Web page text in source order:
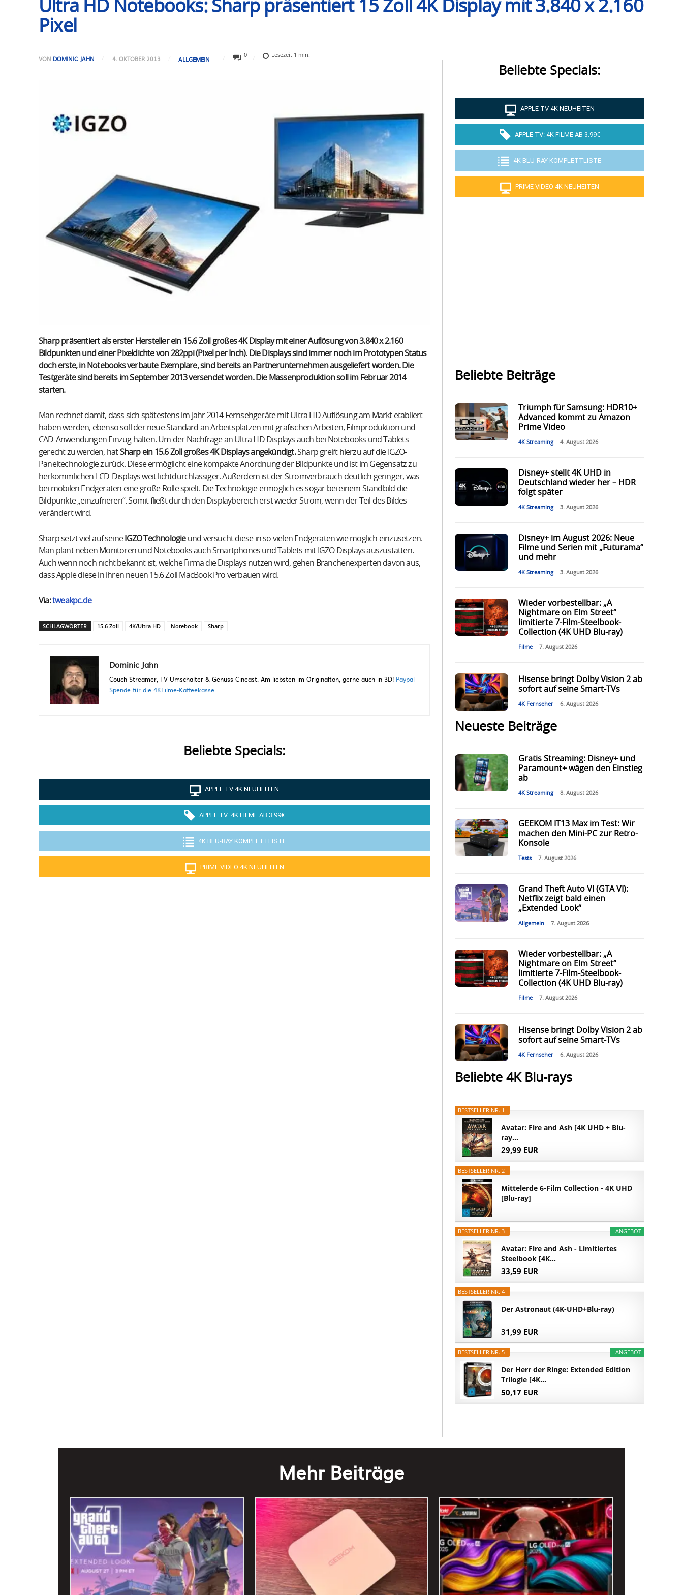
Ultra HD Notebooks: Sharp präsentiert 15 Zoll 4K Display mit 3.840 x 2.160
Pixel
VON DOMINIC JAHN 4. OKTOBER 2013 ALLGEMEIN
0 Lesezeit 1 min.
Sharp präsentiert als erster Hersteller ein 15.6 Zoll großes 4K Display mit einer Auflösung von 3.840 x 2.160
Bildpunkten und einer Pixeldichte von 282ppi (Pixel per Inch). Die Displays sind immer noch im Prototypen Status
doch erste, in Notebooks verbaute Exemplare, sind bereits an Partnerunternehmen ausgeliefert worden. Die
Testgeräte sind bereits im September 2013 versendet worden. Die Massenproduktion soll im Februar 2014
starten.
Man rechnet damit, dass sich spätestens im Jahr 2014 Fernsehgeräte mit Ultra HD Auflösung am Markt etabliert
haben werden, ebenso soll der neue Standard an Arbeitsplätzen mit grafischen Arbeiten, Filmproduktion und
CAD-Anwendungen Einzug halten. Um der Nachfrage an Ultra HD Displays auch bei Notebooks und Tablets
gerecht zu werden, hatSharp ein 15.6 Zoll großes 4K Displays angekündigt.Sharp greift hierzu auf die IGZO-
Paneltechnologie zurück. Diese ermöglicht eine kompakte Anordnung der Bildpunkte und ist im Gegensatz zu
herkömmlichen LCD-Displays weit lichtdurchlässiger. Außerdem ist der Stromverbrauch deutlich geringer, was
bei mobilen Endgeräten eine große Rolle spielt. Die Technologie ermöglich es sogar bei einem Standbild die
Bildpunkte „einzufrieren“. Somit fließt durch den Displaybereich erst wieder Strom, wenn der Teil des Bildes
verändert wird.
Sharp setzt viel auf seineIGZO Technologieund versucht diese in so vielen Endgeräten wie möglich einzusetzen.
Man plant neben Monitoren und Notebooks auch Smartphones und Tablets mit IGZO Displays auszustatten.
Auch wenn noch nicht bekannt ist, welche Firma die Displays nutzen wird, gehen Branchenexperten davon aus,
dass Apple diese in ihren neuen 15.6 Zoll MacBook Pro verbauen wird.
Via:tweakpc.de
SCHLAGWÖRTER 15.6 Zoll 4K/Ultra HD Notebook Sharp
Dominic Jahn
Couch-Streamer, TV-Umschalter & Genuss-Cineast. Am liebsten im Originalton, gerne auch in 3D! Paypal-
Spende für die 4KFilme-Kaffeekasse
Beliebte Specials:
APPLE TV 4K NEUHEITEN
APPLE TV: 4K FILME AB 3.99€
4K BLU-RAY KOMPLETTLISTE
PRIME VIDEO 4K NEUHEITEN
Beliebte Specials:
APPLE TV 4K NEUHEITEN
APPLE TV: 4K FILME AB 3.99€
4K BLU-RAY KOMPLETTLISTE
PRIME VIDEO 4K NEUHEITEN
Beliebte Beiträge
Triumph für Samsung: HDR10+
Advanced kommt zu Amazon
Prime Video
4K Streaming 4. August 2026
Disney+ stellt 4K UHD in
Deutschland wieder her – HDR
folgt später
4K Streaming 3. August 2026
Disney+ im August 2026: Neue
Filme und Serien mit „Futurama“
und mehr
4K Streaming 3. August 2026
Wieder vorbestellbar: „A
Nightmare on Elm Street“
limitierte 7-Film-Steelbook-
Collection (4K UHD Blu-ray)
Filme 7. August 2026
Hisense bringt Dolby Vision 2 ab
sofort auf seine Smart-TVs
4K Fernseher 6. August 2026
Neueste Beiträge
Gratis Streaming: Disney+ und
Paramount+ wägen den Einstieg
ab
4K Streaming 8. August 2026
GEEKOM IT13 Max im Test: Wir
machen den Mini-PC zur Retro-
Konsole
Tests 7. August 2026
Grand Theft Auto VI (GTA VI):
Netflix zeigt bald einen
„Extended Look“
Allgemein 7. August 2026
Wieder vorbestellbar: „A
Nightmare on Elm Street“
limitierte 7-Film-Steelbook-
Collection (4K UHD Blu-ray)
Filme 7. August 2026
Hisense bringt Dolby Vision 2 ab
sofort auf seine Smart-TVs
4K Fernseher 6. August 2026
Beliebte 4K Blu-rays
BESTSELLER NR. 1
Avatar: Fire and Ash [4K UHD + Blu-
ray...
29,99 EUR
BESTSELLER NR. 2
Mittelerde 6-Film Collection - 4K UHD
[Blu-ray]
ANGEBOT
BESTSELLER NR. 3
Avatar: Fire and Ash - Limitiertes
Steelbook [4K...
33,59 EUR
BESTSELLER NR. 4
Der Astronaut (4K-UHD+Blu-ray)
31,99 EUR
ANGEBOT
BESTSELLER NR. 5
Der Herr der Ringe: Extended Edition
Trilogie [4K...
50,17 EUR
Mehr Beiträge